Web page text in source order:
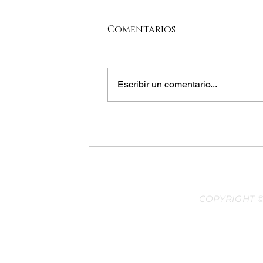
Comentarios
Escribir un comentario...
COPYRIGHT